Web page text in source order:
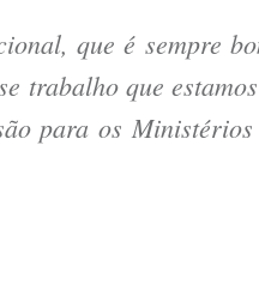
que é sempre
trabalho que
para os